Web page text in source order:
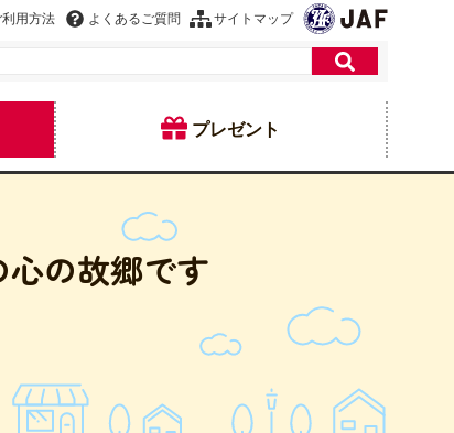
用方法 よくあるご質問 サイトマップ
プレゼント
の故郷です